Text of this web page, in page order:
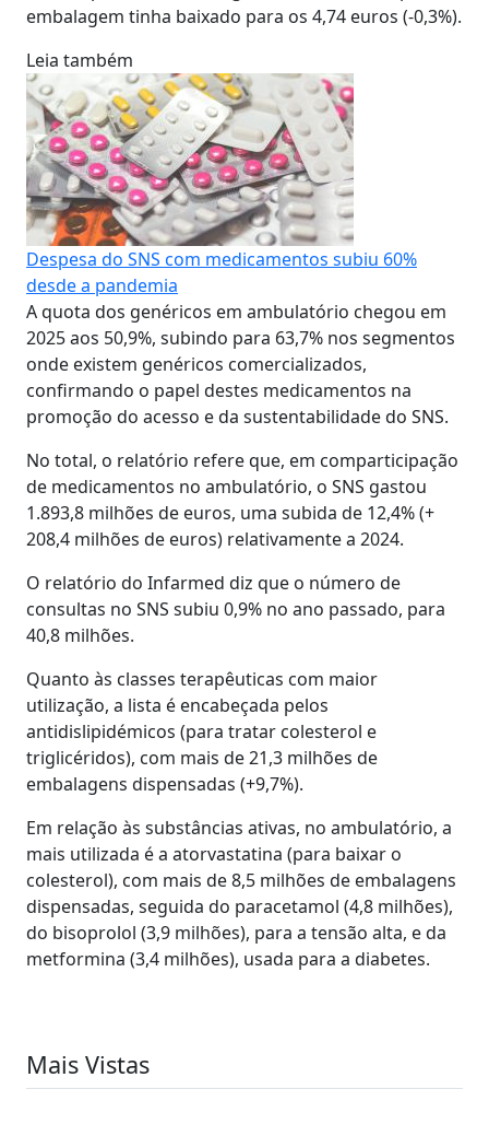
embalagem tinha baixado para os 4,74 euros (-0,3%).
Leia também
Despesa do SNS com medicamentos subiu 60%
desde a pandemia
A quota dos genéricos em ambulatório chegou em
2025 aos 50,9%, subindo para 63,7% nos segmentos
onde existem genéricos comercializados,
confirmando o papel destes medicamentos na
promoção do acesso e da sustentabilidade do SNS.
No total, o relatório refere que, em comparticipação
de medicamentos no ambulatório, o SNS gastou
1.893,8 milhões de euros, uma subida de 12,4% (+
208,4 milhões de euros) relativamente a 2024.
O relatório do Infarmed diz que o número de
consultas no SNS subiu 0,9% no ano passado, para
40,8 milhões.
Quanto às classes terapêuticas com maior
utilização, a lista é encabeçada pelos
antidislipidémicos (para tratar colesterol e
triglicéridos), com mais de 21,3 milhões de
embalagens dispensadas (+9,7%).
Em relação às substâncias ativas, no ambulatório, a
mais utilizada é a atorvastatina (para baixar o
colesterol), com mais de 8,5 milhões de embalagens
dispensadas, seguida do paracetamol (4,8 milhões),
do bisoprolol (3,9 milhões), para a tensão alta, e da
metformina (3,4 milhões), usada para a diabetes.
Mais Vistas